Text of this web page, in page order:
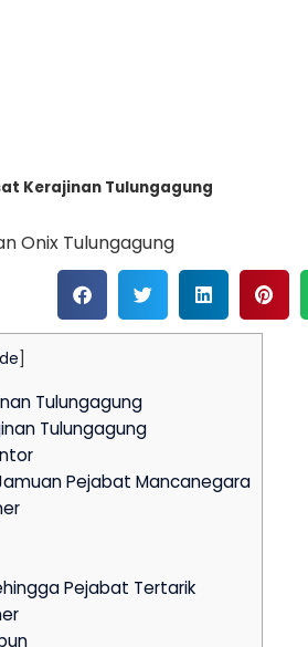
Kerajinan Tulungagung
]
Tulungagung
Tulungagung
Pejabat Mancanegara
Pejabat Tertarik